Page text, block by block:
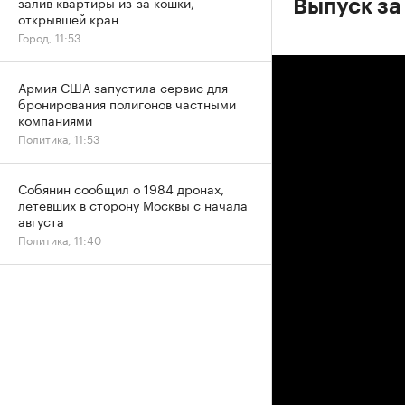
Выпуск
открывшей кран
Город, 11:53
Армия США запустила сервис для
бронирования полигонов частными
компаниями
Политика, 11:53
Собянин сообщил о 1984 дронах,
летевших в сторону Москвы с начала
августа
Политика, 11:40